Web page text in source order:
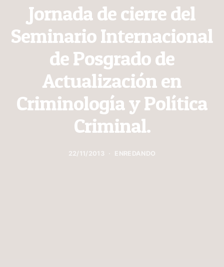
Jornada de cierre del
Seminario Internacional
de Posgrado de
Actualización en
Criminología y Política
Criminal.
22/11/2013 ENREDANDO